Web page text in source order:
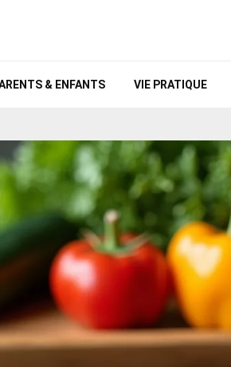
& ENFANTS VIE PRATIQUE